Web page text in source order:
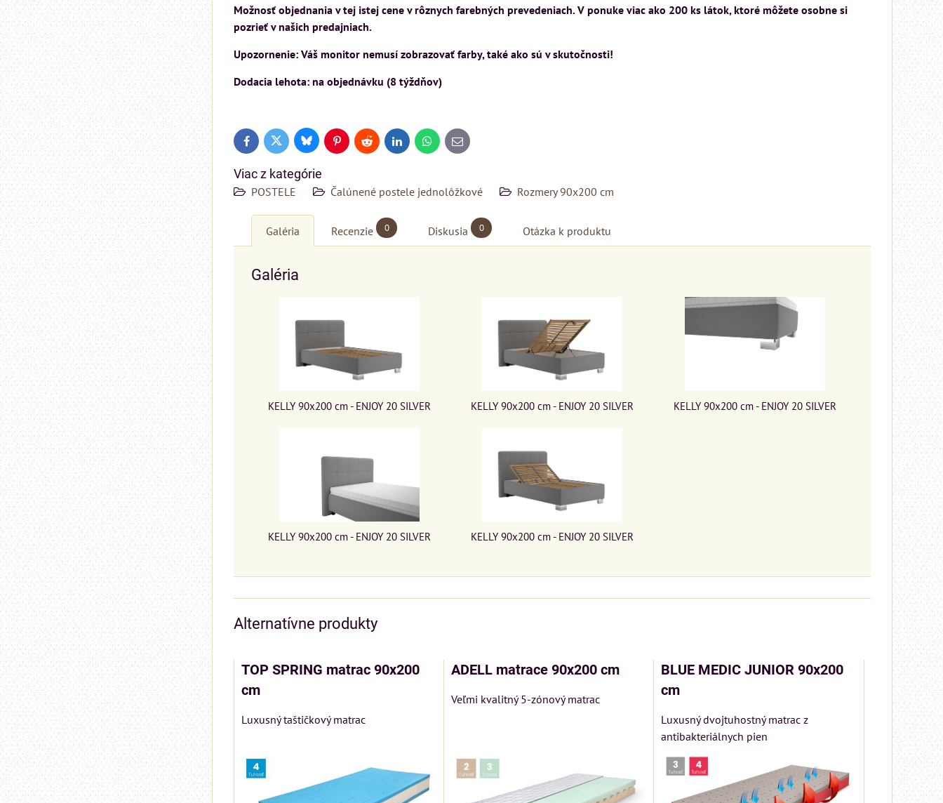
Možnosť objednania v tej istej cene v rôznych farebných prevedeniach. V ponuke viac ako 200 ks látok, ktoré môžete osobne si
pozrieť v našich predajniach.
Upozornenie: Váš monitor nemusí zobrazovať farby, také ako sú v skutočnosti!
Dodacia lehota: na objednávku (8 týždňov)
FacebookTwitter BlueskyPinterestReddit LinkedInWhatsApp
E-
mail
Viac z kategórie
POSTELE Čalúnené postele jednolôžkové Rozmery 90x200 cm
Galéria Recenzie 0 Diskusia 0 Otázka k produktu
Galéria
KELLY 90x200 cm - ENJOY 20 SILVER KELLY 90x200 cm - ENJOY 20 SILVER KELLY 90x200 cm - ENJOY 20 SILVER
KELLY 90x200 cm - ENJOY 20 SILVER KELLY 90x200 cm - ENJOY 20 SILVER
Alternatívne produkty
TOP SPRING matrac 90x200
cm
Luxusný taštičkový matrac
ADELL matrace 90x200 cm
Veľmi kvalitný 5-zónový matrac
BLUE MEDIC JUNIOR 90x200
cm
Luxusný dvojtuhostný matrac z
antibakteriálnych pien